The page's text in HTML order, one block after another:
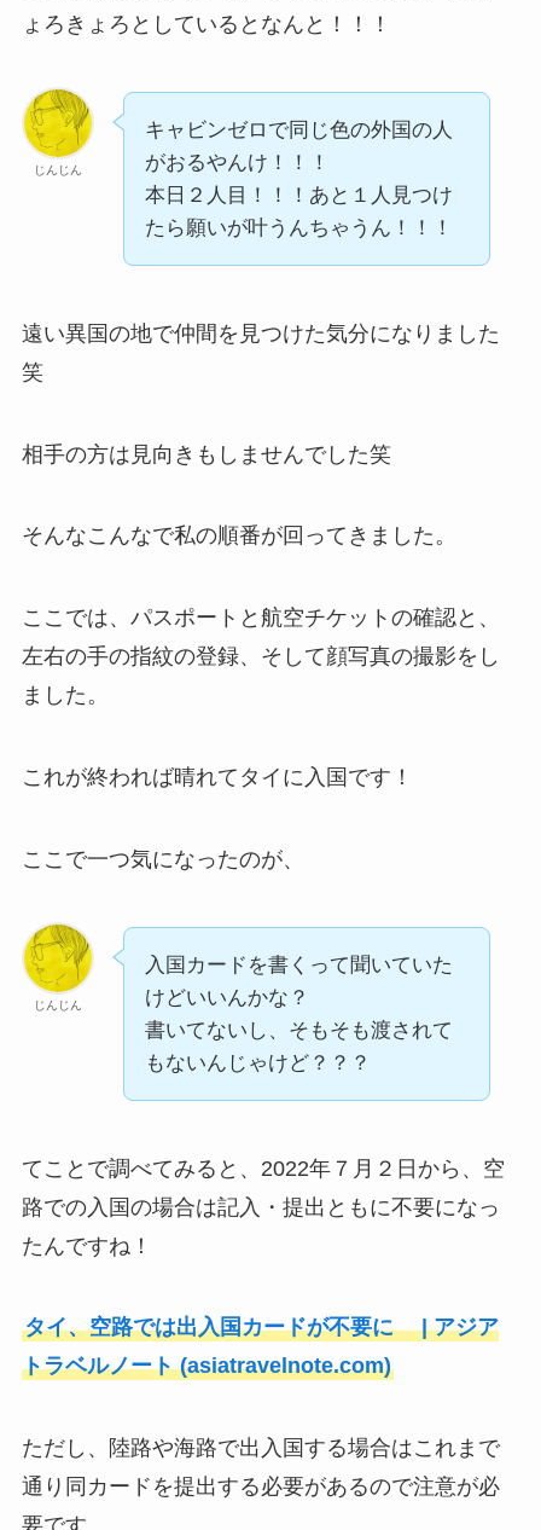
ょろきょろとしているとなんと！！！
じんじん
キャビンゼロで同じ色の外国の人
がおるやんけ！！！
本日２人目！！！あと１人見つけ
たら願いが叶うんちゃうん！！！
遠い異国の地で仲間を見つけた気分になりました
笑
相手の方は見向きもしませんでした笑
そんなこんなで私の順番が回ってきました。
ここでは、パスポートと航空チケットの確認と、
左右の手の指紋の登録、そして顔写真の撮影をし
ました。
これが終われば晴れてタイに入国です！
ここで一つ気になったのが、
じんじん
入国カードを書くって聞いていた
けどいいんかな？
書いてないし、そもそも渡されて
もないんじゃけど？？？
てことで調べてみると、2022年７月２日から、 空
路での入国の場合は記入・提出ともに不要になっ
たんですね！
タイ、空路では出入国カードが不要に | アジア
トラベルノート (asiatravelnote.com)
ただし、陸路や海路で出入国する場合はこれまで
通り同カードを提出する必要があるので注意が必